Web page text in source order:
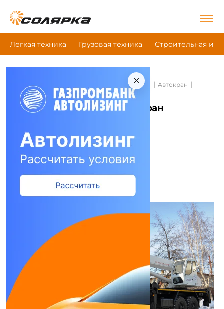
Легкая техника Грузовая техника Строительная и
×
Главная Строительная и дорожная техника | Автокран |
Урал 4320-70 Кран Челябинец Кс-45721
Автокран Урал 4320-70 Кран
Сравнить